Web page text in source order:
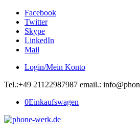
Facebook
Twitter
Skype
LinkedIn
Mail
Login/Mein Konto
Tel.:+49 21122987987 email.:
0Einkaufswagen